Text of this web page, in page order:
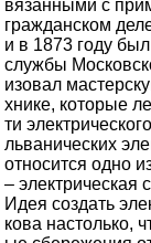
вязанными с
гражданском
и в 1873 году
службы
изовал
хнике, которые
ти
льванических
относится одно
– электрическая
Идея создать
кова настолько,